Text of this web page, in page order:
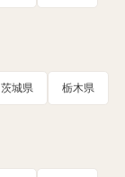
茨城県 栃木県